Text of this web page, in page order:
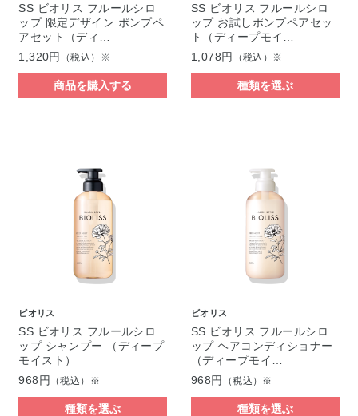
SS ビオリス フルールシロ
ップ 限定デザイン ポンプペ
アセット（ディ…
1,320円
（税込）※
商品を購入する
SS ビオリス フルールシロ
ップ お試しポンプペアセッ
ト（ディープモイ…
1,078円
（税込）※
種類を選ぶ
ビオリス
SS ビオリス フルールシロ
ップ シャンプー （ディープ
モイスト）
968円
（税込）※
種類を選ぶ
ビオリス
SS ビオリス フルールシロ
ップ ヘアコンディショナー
（ディープモイ…
968円
（税込）※
種類を選ぶ